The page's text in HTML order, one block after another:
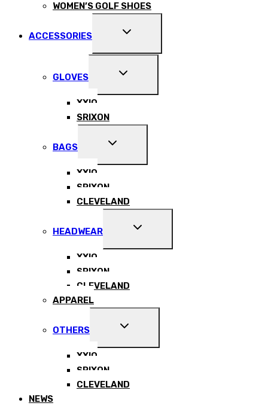
WOMEN’S GOLF SHOES
ACCESSORIES
EXPAND
MENU
GLOVES
EXPAND
MENU
XXIO
SRIXON
BAGS
EXPAND
MENU
XXIO
SRIXON
CLEVELAND
HEADWEAR
EXPAND
MENU
XXIO
SRIXON
CLEVELAND
APPAREL
OTHERS
EXPAND
MENU
XXIO
SRIXON
CLEVELAND
NEWS